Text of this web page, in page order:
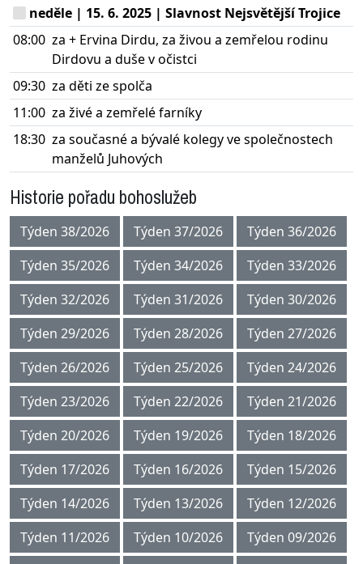
neděle | 15. 6. 2025 | Slavnost Nejsvětější Trojice
08:00 za + Ervina Dirdu, za živou a zemřelou rodinu
Dirdovu a duše v očistci
09:30 za děti ze spolča
11:00 za živé a zemřelé farníky
18:30 za současné a bývalé kolegy ve společnostech
manželů Juhových
Historie pořadu bohoslužeb
Týden 38/2026 Týden 37/2026
Týden 36/2026
Týden 35/2026
Týden 34/2026
Týden 33/2026
Týden 32/2026
Týden 31/2026
Týden 30/2026
Týden 29/2026
Týden 28/2026
Týden 27/2026
Týden 26/2026
Týden 25/2026
Týden 24/2026
Týden 23/2026
Týden 22/2026
Týden 21/2026
Týden 20/2026
Týden 19/2026
Týden 18/2026
Týden 17/2026
Týden 16/2026
Týden 15/2026
Týden 14/2026
Týden 13/2026
Týden 12/2026
Týden 11/2026
Týden 10/2026
Týden 09/2026